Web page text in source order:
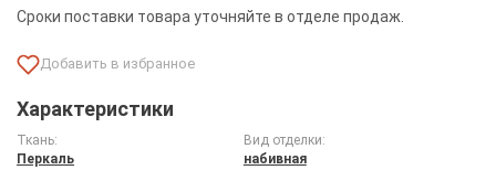
Сроки поставки товара уточняйте в отделе продаж.
Характеристики
Ткань:
Перкаль
Вид отделки:
набивная